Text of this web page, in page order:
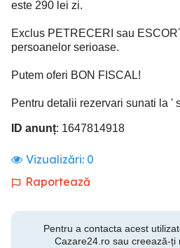
este 290 lei zi.
Exclus PETRECERI sau
persoanelor serioase.
Putem oferi BON FISCAL!
Pentru detalii rezervari sunati la '
ID anunț: 1647814918
Vizualizări: 0
Raportează
Pentru a contacta acest
Cazare24.ro sau creează-ți